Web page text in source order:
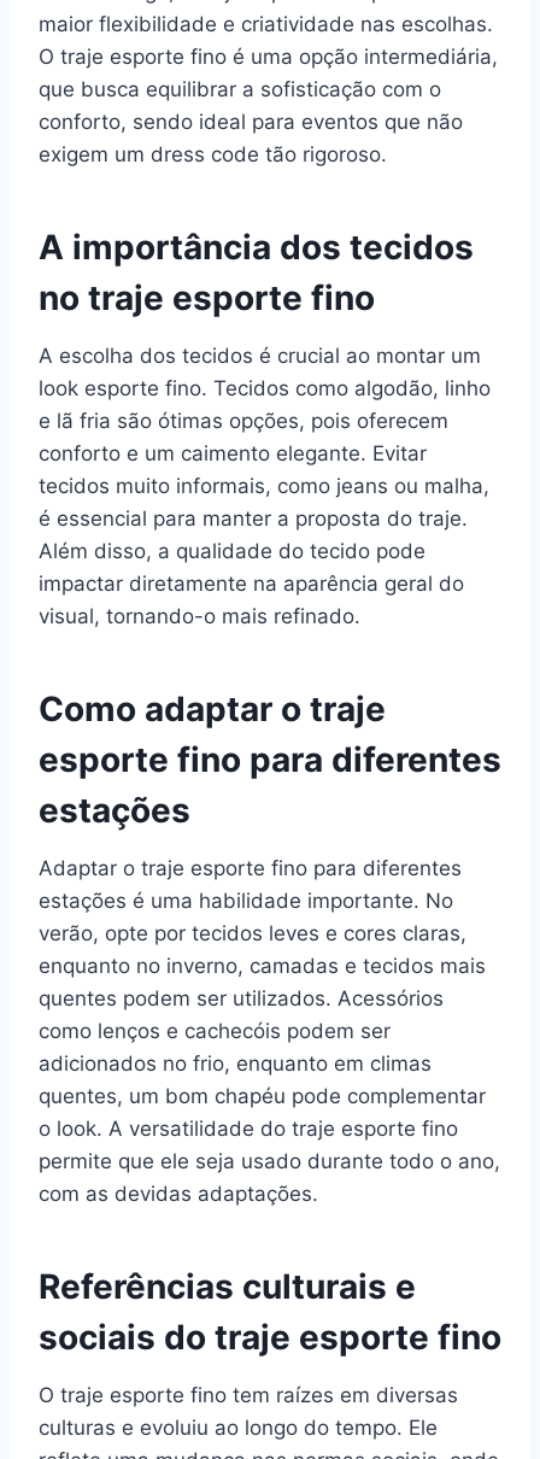
maior flexibilidade e criatividade nas escolhas.
O traje esporte fino é uma opção intermediária,
que busca equilibrar a sofisticação com o
conforto, sendo ideal para eventos que não
exigem um dress code tão rigoroso.
A importância dos tecidos
no traje esporte fino
A escolha dos tecidos é crucial ao montar um
look esporte fino. Tecidos como algodão, linho
e lã fria são ótimas opções, pois oferecem
conforto e um caimento elegante. Evitar
tecidos muito informais, como jeans ou malha,
é essencial para manter a proposta do traje.
Além disso, a qualidade do tecido pode
impactar diretamente na aparência geral do
visual, tornando-o mais refinado.
Como adaptar o traje
esporte fino para diferentes
estações
Adaptar o traje esporte fino para diferentes
estações é uma habilidade importante. No
verão, opte por tecidos leves e cores claras,
enquanto no inverno, camadas e tecidos mais
quentes podem ser utilizados. Acessórios
como lenços e cachecóis podem ser
adicionados no frio, enquanto em climas
quentes, um bom chapéu pode complementar
o look. A versatilidade do traje esporte fino
permite que ele seja usado durante todo o ano,
com as devidas adaptações.
Referências culturais e
sociais do traje esporte fino
O traje esporte fino tem raízes em diversas
culturas e evoluiu ao longo do tempo. Ele